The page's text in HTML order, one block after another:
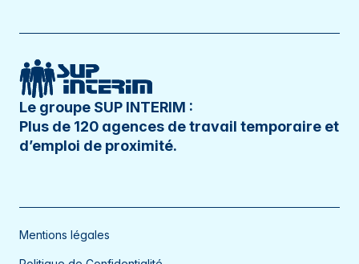
Le groupe SUP INTERIM :
Plus de 120 agences de travail temporaire et
d’emploi de proximité.
Mentions légales